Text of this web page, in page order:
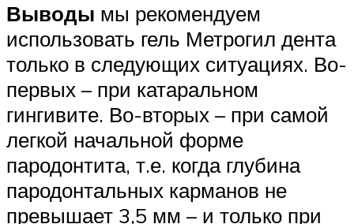
Выводы мы рекомендуем
использовать гель Метрогил дента
только в следующих ситуациях. Во-
первых – при катаральном
гингивите. Во-вторых – при самой
легкой начальной форме
пародонтита, т.е. когда глубина
пародонтальных карманов не
превышает 3,5 мм – и только при